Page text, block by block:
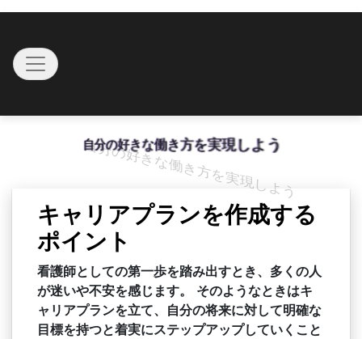
contentToggle navigation
自分の好きな働き方を実現しよう
キャリアプランを作成する
ポイント
看護師としての第一歩を踏み出すとき、多くの人
が迷いや不安を感じます。 そのようなときはキ
ャリアプランを立て、自分の将来に対して明確な
目標を持つと着実にステップアップしていくこと